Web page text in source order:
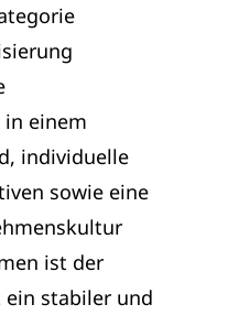
einem
individuelle
sowie eine
ist der
stabiler und